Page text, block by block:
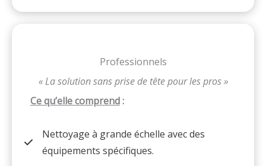
Professionnels
« La solution sans prise de tête pour les pros »
Ce qu’elle comprend:
Nettoyage à grande échelle avec des
équipements spécifiques.